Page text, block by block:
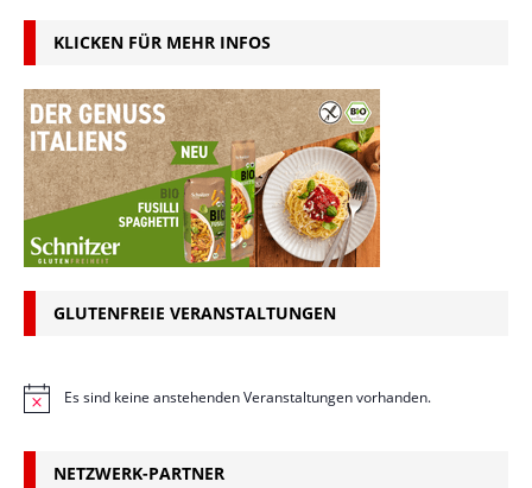
KLICKEN FÜR MEHR INFOS
GLUTENFREIE VERANSTALTUNGEN
H
Es sind keine anstehenden Veranstaltungen vorhanden.
NETZWERK-PARTNER